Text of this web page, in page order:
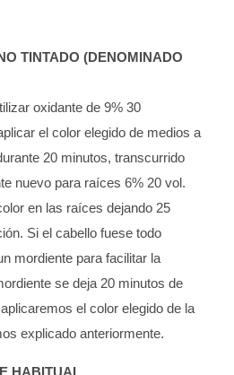
TINTADO (DENOMINADO
oxidante de 9% 30
el color elegido de medios a
20 minutos, transcurrido
nuevo para raíces 6% 20 vol.
en las raíces dejando 25
Si el cabello fuese todo
mordiente para facilitar la
se deja 20 minutos de
el color elegido de la
explicado anteriormente.
HABITUAL